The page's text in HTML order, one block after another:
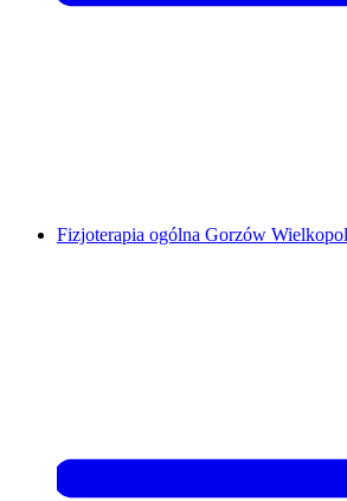
Fizjoterapia ogólna Gorzów